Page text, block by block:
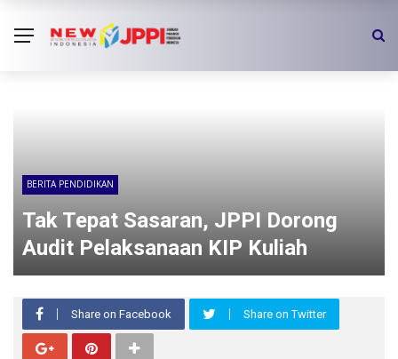
BERITA PENDIDIKAN
Tak Tepat Sasaran, JPPI Dorong
Audit Pelaksanaan KIP Kuliah
Share on Facebook Share on Twitter